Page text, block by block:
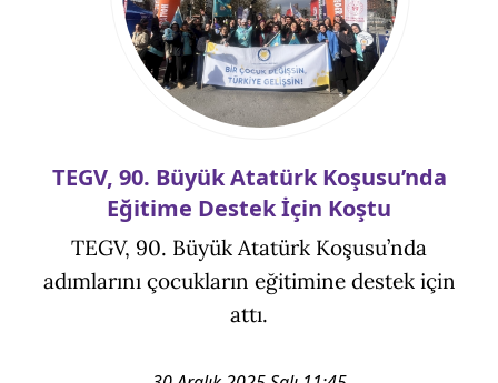
TEGV, 90. Büyük Atatürk Koşusu’nda
Eğitime Destek İçin Koştu
TEGV, 90. Büyük Atatürk Koşusu’nda
adımlarını çocukların eğitimine destek için
attı.